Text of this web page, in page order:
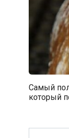
Самый
который